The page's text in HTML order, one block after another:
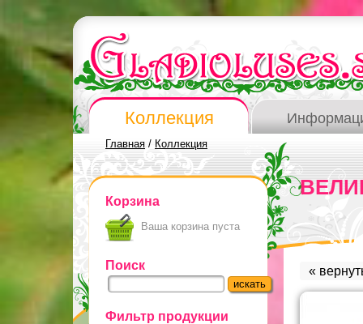
Коллекция
Главная / Коллекция
Корзина
Ваша корзина пуста
Поиск
Фильтр продукции
«